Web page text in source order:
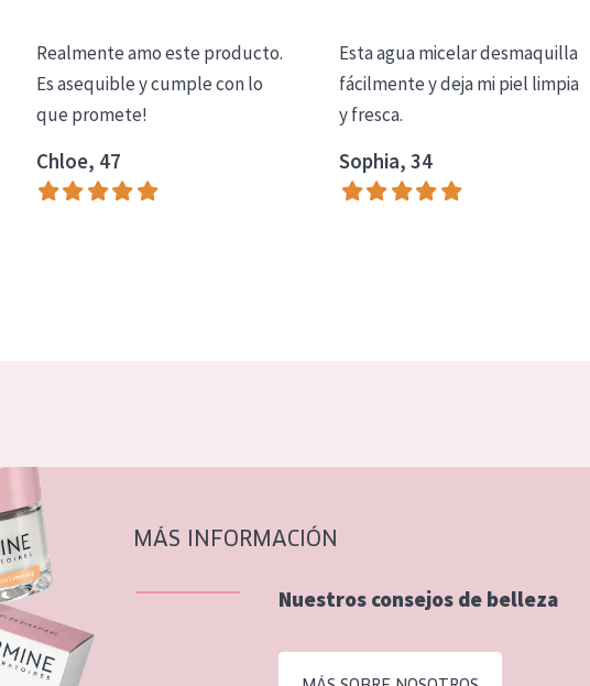
Realmente amo este producto.
Es asequible y cumple con lo
que promete!
Chloe, 47
Esta agua micelar desmaquilla
fácilmente y deja mi piel limpia
y fresca.
Sophia, 34
MÁS INFORMACIÓN
Nuestros consejos de belleza